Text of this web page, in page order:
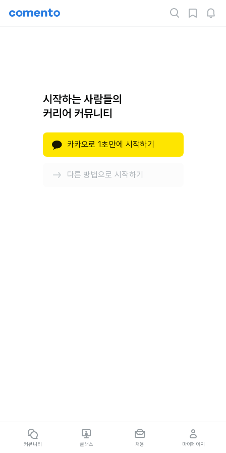
시작하는 사람들의
커리어 커뮤니티
카카오로 1초만에 시작하기
다른 방법으로 시작하기
커뮤니티 클래스 채용 마이페이지